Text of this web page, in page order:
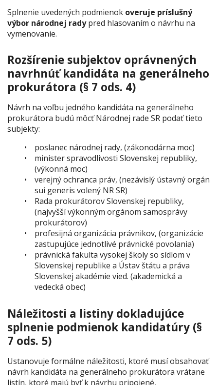
Splnenie uvedených podmienok overuje príslušný
výbor národnej radypred hlasovaním o návrhu na
vymenovanie.
Rozšírenie subjektov oprávnených
navrhnúť kandidáta na generálneho
prokurátora (§ 7 ods. 4)
Návrh na voľbu jedného kandidáta na generálneho
prokurátora budú môcť Národnej rade SR podať tieto
subjekty:
poslanec národnej rady, (zákonodárna moc)
minister spravodlivosti Slovenskej republiky,
(výkonná moc)
verejný ochranca práv, (nezávislý ústavný orgán
sui generis volený NR SR)
Rada prokurátorov Slovenskej republiky,
(najvyšší výkonným orgánom samosprávy
prokurátorov)
profesijná organizácia právnikov, (organizácie
zastupujúce jednotlivé právnické povolania)
právnická fakulta vysokej školy so sídlom v
Slovenskej republike a Ústav štátu a práva
Slovenskej akadémie vied. (akademická a
vedecká obec)
Náležitosti a listiny dokladujúce
splnenie podmienok kandidatúry (§
7 ods. 5)
Ustanovuje formálne náležitosti, ktoré musí obsahovať
návrh kandidáta na generálneho prokurátora vrátane
listín, ktoré majú byť k návrhu pripojené,